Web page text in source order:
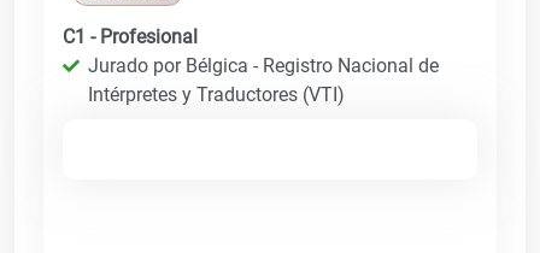
C1 - Profesional
Jurado por Bélgica - Registro Nacional de
Intérpretes y Traductores (VTI)